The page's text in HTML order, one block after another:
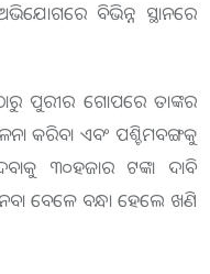
ବିଭିନ୍ନ ସ୍ଥାନରେ
ପୁରୀର ଗୋପରେ ତାଙ୍କର
କରିବା ଏବଂ ପଶ୍ଚିମବଙ୍ଗକୁ
୩୦ହଜାର ଟଙ୍କା ଦାବି
ବେଳେ ବନ୍ଧା ହେଲେ ଖଣି